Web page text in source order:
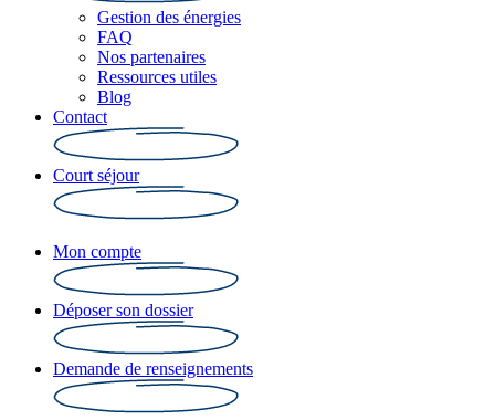
Gestion des énergies
FAQ
Nos partenaires
Ressources utiles
Blog
Contact
Court séjour
Mon compte
Déposer son dossier
Demande de renseignements